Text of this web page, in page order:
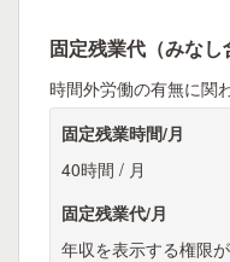
固定残業代（みなし
時間外労働の有無に関
固定残業時間/月
40時間 / 月
固定残業代/月
年収を表示する権限